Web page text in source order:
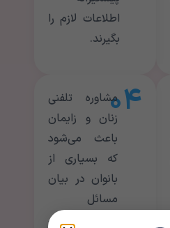
اطلاعات لازم را
بگیرند.
۰۴مشاوره تلفنی
زنان و زایمان
باعث می‌شود
که بسیاری از
بانوان در بیان
مسائل
شخصی، مانند